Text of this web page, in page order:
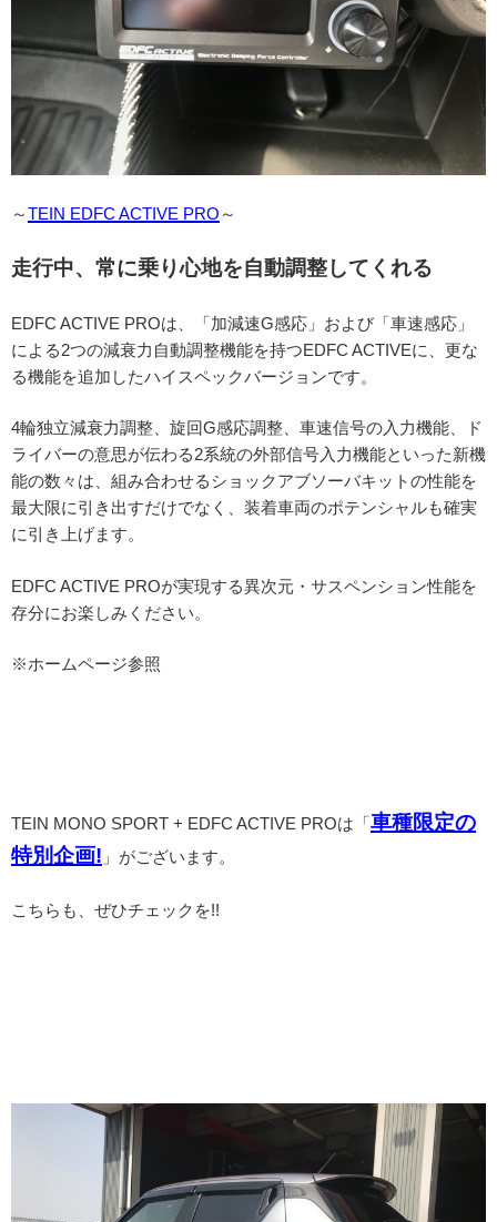
～TEIN EDFC ACTIVE PRO ～
走行中、常に乗り心地を自動調整してくれる
EDFC ACTIVE PROは、「加減速G感応」および「車速感応」
による2つの減衰力自動調整機能を持つEDFC ACTIVEに、更な
る機能を追加したハイスペックバージョンです。
4輪独立減衰力調整、旋回G感応調整、車速信号の入力機能、ド
ライバーの意思が伝わる2系統の外部信号入力機能といった新機
能の数々は、組み合わせるショックアブソーバキットの性能を
最大限に引き出すだけでなく、装着車両のポテンシャルも確実
に引き上げます。
EDFC ACTIVE PROが実現する異次元・サスペンション性能を
存分にお楽しみください。
※ホームページ参照
TEIN MONO SPORT + EDFC ACTIVE PROは「車種限定の
特別企画! 」がございます。
こちらも、ぜひチェックを!!